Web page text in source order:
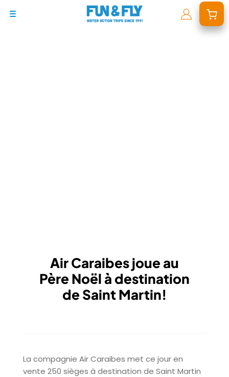
Air Caraibes joue au
Père Noël à destination
de Saint Martin!
La compagnie Air Caraibes met ce jour en
vente 250 sièges à destination de Saint Martin